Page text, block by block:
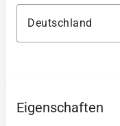
Deutschland
Eigenschaften